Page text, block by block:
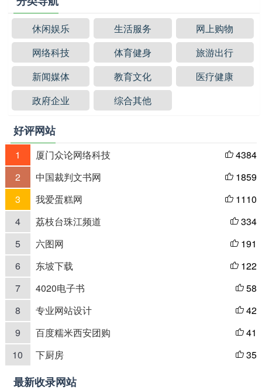
休闲娱乐 生活服务
网上购物
网络科技
体育健身
旅游出行
新闻媒体
教育文化
医疗健康
政府企业
综合其他
好评网站
1 厦门众论网络科技  4384
2
中国裁判文书网  1859
3
我爱蛋糕网  1110
4
荔枝台珠江频道  334
5
六图网  191
6
东坡下载  122
7
4020电子书  58
8
专业网站设计  42
9
百度糯米西安团购  41
10
下厨房  35
最新收录网站